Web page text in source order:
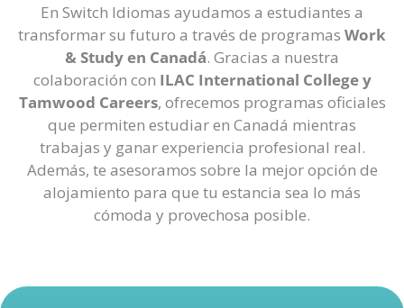
En Switch Idiomas ayudamos a estudiantes a
transformar su futuro a través de programas Work
& Study en Canadá. Gracias a nuestra
colaboración con ILAC International College y
Tamwood Careers, ofrecemos programas oficiales
que permiten estudiar en Canadá mientras
trabajas y ganar experiencia profesional real.
Además, te asesoramos sobre la mejor opción de
alojamiento para que tu estancia sea lo más
cómoda y provechosa posible.